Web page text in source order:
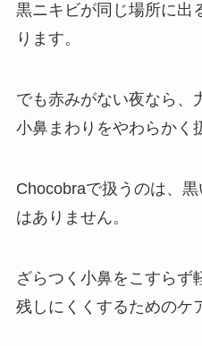
黒ニキビが同じ場所に出
ります。
でも赤みがない夜なら、
小鼻まわりをやわらかく
Chocobraで扱うのは、
はありません。
ざらつく小鼻をこすらず
残しにくくするためのケ